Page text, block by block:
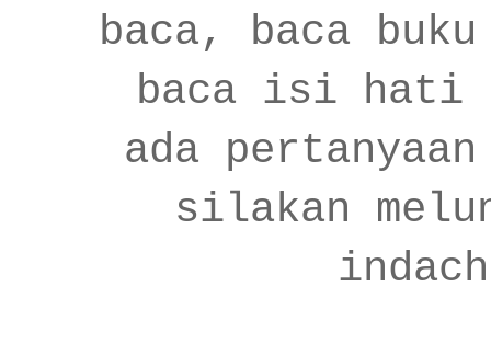
baca, baca
baca isi hati
ada
silakan